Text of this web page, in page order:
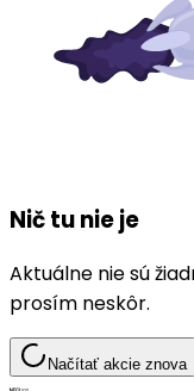
Nič tu nie je
Aktuálne nie sú
prosím neskôr.
Načítať akcie znova